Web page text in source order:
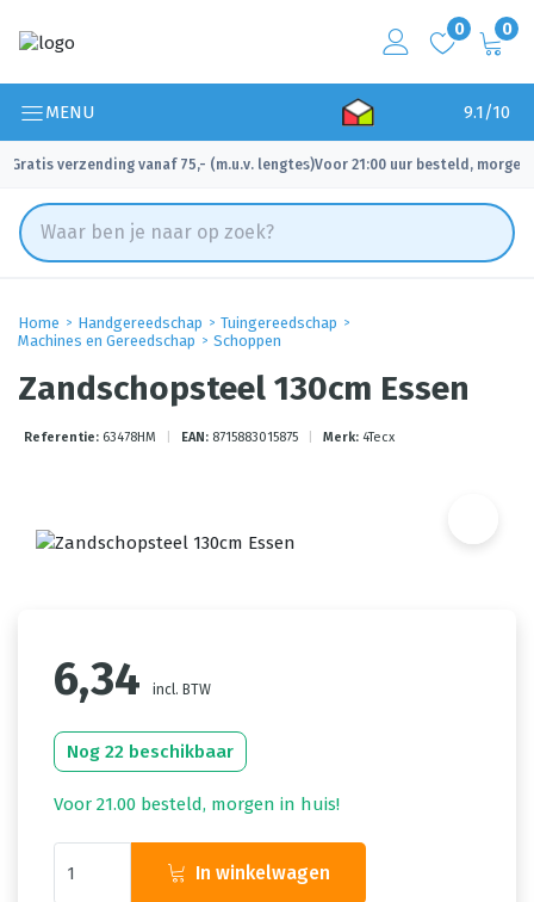
0 0
MENU 9.1/10
Gratis verzending vanaf 75,- (m.u.v. lengtes)
✓ Voor 21:00 uur besteld, morgen
Home Handgereedschap
Tuingereedschap
Machines en Gereedschap
Schoppen
Zandschopsteel 130cm Essen
Referentie: 63478HM EAN: 8715883015875 Merk: 4Tecx
6,34 incl. BTW
Nog 22 beschikbaar
Voor 21.00 besteld, morgen in huis!
In winkelwagen